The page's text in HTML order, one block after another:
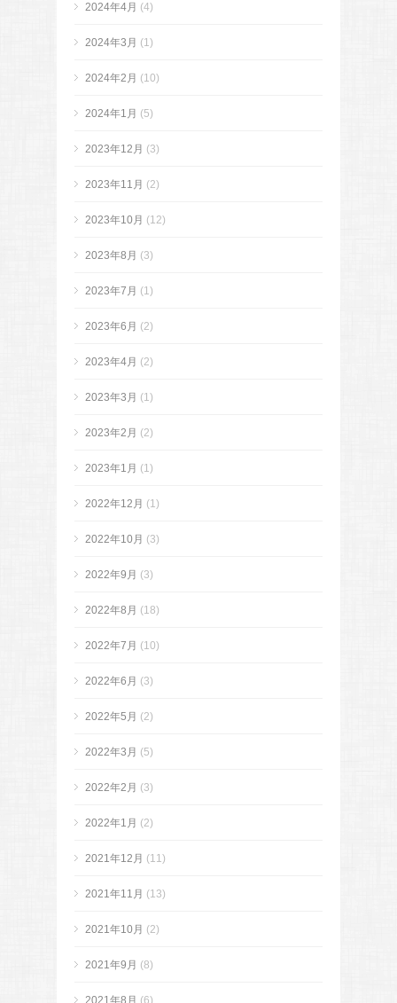
2024年4月 (4)
2024年3月 (1)
2024年2月 (10)
2024年1月 (5)
2023年12月 (3)
2023年11月 (2)
2023年10月 (12)
2023年8月 (3)
2023年7月 (1)
2023年6月 (2)
2023年4月 (2)
2023年3月 (1)
2023年2月 (2)
2023年1月 (1)
2022年12月 (1)
2022年10月 (3)
2022年9月 (3)
2022年8月 (18)
2022年7月 (10)
2022年6月 (3)
2022年5月 (2)
2022年3月 (5)
2022年2月 (3)
2022年1月 (2)
2021年12月 (11)
2021年11月 (13)
2021年10月 (2)
2021年9月 (8)
2021年8月 (6)